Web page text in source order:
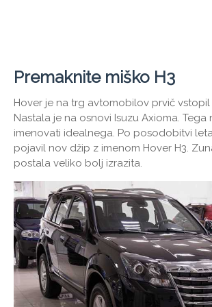
Premaknite miško H3
Hover je na trg avtomobilov prvič vstopil
Nastala je na osnovi Isuzu Axioma. Tega
imenovati idealnega. Po posodobitvi
pojavil nov džip z imenom Hover H3.
postala veliko bolj izrazita.